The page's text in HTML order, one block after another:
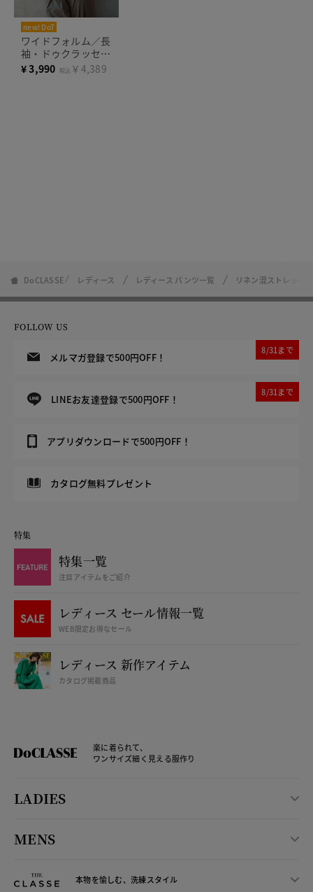
new! DoT
まとめ買い対象
ワイドフォルム／長
袖・ドゥクラッセT
シャツ
¥3,990 税込 ￥4,389
DoCLASSE レディース レディース パンツ一覧 リネン混ストレッチ
FOLLOW US
メルマガ登録で500円OFF！
8/31まで
LINEお友達登録で500円OFF！
8/31まで
アプリダウンロードで500円OFF！
カタログ無料プレゼント
特集
特集一覧
注目アイテムをご紹介
レディース セール情報一覧
WEB限定お得なセール
レディース 新作アイテム
カタログ掲載商品
楽に着られて、
ワンサイズ細く見える服作り
LADIES
MENS
本物を愉しむ、洗練スタイル